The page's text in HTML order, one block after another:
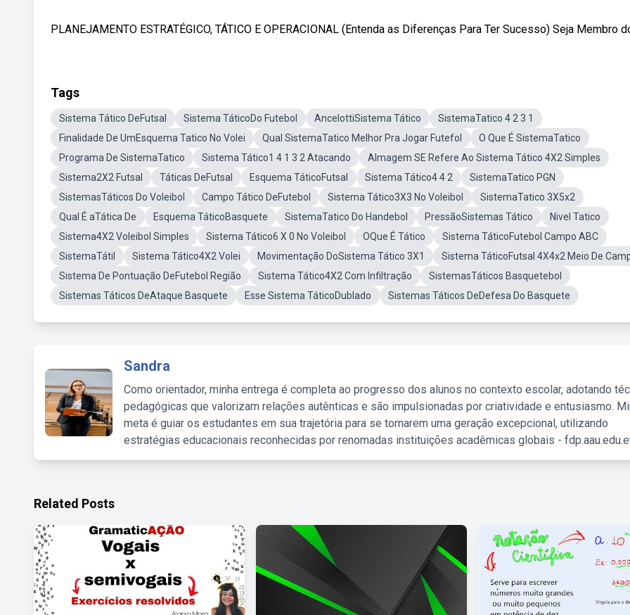
PLANEJAMENTO ESTRATÉGICO, TÁTICO E OPERACIONAL (Entenda as Diferenças Para Ter Sucesso) Seja Membro
Tags
Sistema Tático DeFutsal Sistema TáticoDo Futebol AncelottiSistema Tático
SistemaTatico 4 2 3 1
Finalidade De UmEsquema Tatico No Volei
Qual SistemaTatico Melhor Pra Jogar Futefol
O Que É SistemaTatico
Programa De SistemaTatico
Sistema Tático1 4 1 3 2 Atacando
AImagem SE Refere Ao Sistema Tático 4X2 Simples
Sistema2X2 Futsal
Táticas DeFutsal Esquema TáticoFutsal Sistema Tático4 4 2
SistemaTatico PGN
SistemasTáticos Do Voleibol
Campo Tático DeFutebol Sistema Tático3X3 No Voleibol
SistemaTatico 3X5x2
Qual É aTática De
Esquema TáticoBasquete SistemaTatico Do Handebol PressãoSistemas Tático
Nivel Tatico
Sistema4X2 Voleibol Simples
Sistema Tático6 X 0 No Voleibol OQue É Tático
Sistema TáticoFutebol Campo ABC
SistemaTátil
Sistema Tático4X2 Volei Movimentação DoSistema Tático 3X1
Sistema TáticoFutsal 4X4x2 Meio De
Sistema De Pontuação DeFutebol Região
Sistema Tático4X2 Com Infiltração
SistemasTáticos Basquetebol
Sistemas Táticos DeAtaque Basquete
Esse Sistema TáticoDublado Sistemas Táticos DeDefesa Do Basquete
Sandra
Como orientador, minha entrega é completa ao progresso dos alunos no contexto escolar, adotando
pedagógicas que valorizam relações autênticas e são impulsionadas por criatividade e entusiasmo.
meta é guiar os estudantes em sua trajetória para se tornarem uma geração excepcional, utilizando
estratégias educacionais reconhecidas por renomadas instituições acadêmicas globais -
Related Posts